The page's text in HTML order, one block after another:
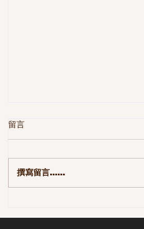
現的事
留言
撰寫留言......